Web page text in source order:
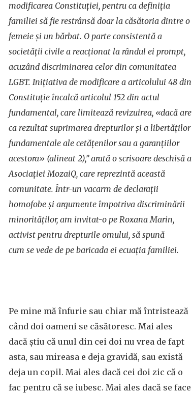
modificarea Constituției, pentru ca definiția
familiei să fie restrânsă doar la căsătoria dintre o
femeie și un bărbat. O parte consistentă a
societății civile a reacționat la rândul ei prompt,
acuzând discriminarea celor din comunitatea
LGBT. Iniţiativa de modificare a articolului 48 din
Constituţie încalcă articolul 152 din actul
fundamental, care limitează revizuirea, «dacă are
ca rezultat suprimarea drepturilor şi a libertăţilor
fundamentale ale cetăţenilor sau a garanţiilor
acestora» (alineat 2),” arată o scrisoare deschisă a
Asociației MozaiQ, care reprezintă această
comunitate. Într-un vacarm de declarații
homofobe și argumente împotriva discriminării
minorităților, am invitat-o pe Roxana Marin,
activist pentru drepturile omului, să spună
cum se vede de pe baricada ei ecuația familiei.
Pe mine mă înfurie sau chiar mă întristează
când doi oameni se căsătoresc. Mai ales
dacă ştiu că unul din cei doi nu vrea de fapt
asta, sau mireasa e deja gravidă, sau există
deja un copil. Mai ales dacă cei doi zic că o
fac pentru că se iubesc. Mai ales dacă se face